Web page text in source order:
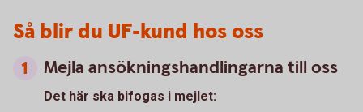
Så blir du UF-kund hos oss
Mejla ansökningshandlingarna till oss
Det här ska bifogas i mejlet: